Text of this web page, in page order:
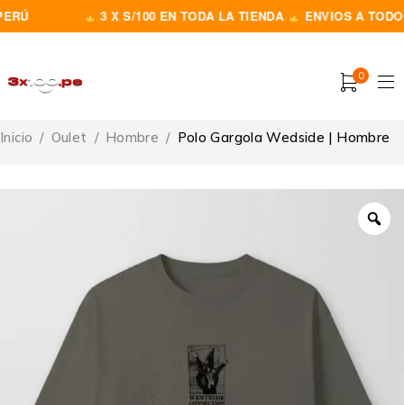
3 X S/100 EN TODA LA TIENDA ENVIOS A TODO
0
Inicio / Oulet / Hombre / Polo Gargola Wedside | Hombre